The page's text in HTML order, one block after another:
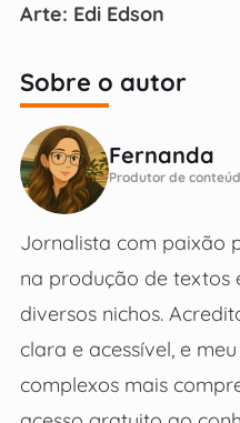
Arte: Edi Edson
Sobre o autor
Fernanda
Produtor de
Jornalista com paixão
na produção de textos
diversos nichos.
clara e acessível, e
complexos mais